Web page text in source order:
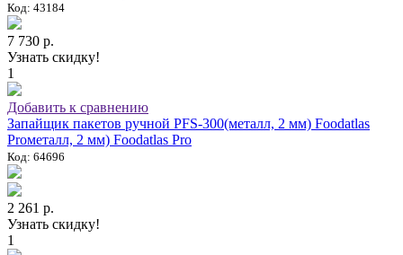
Код: 43184
7 730 р.
Узнать скидку!
1
Добавить к сравнению
Запайщик пакетов ручной PFS-300(металл, 2 мм) Foodatlas
Proметалл, 2 мм) Foodatlas Pro
Код: 64696
2 261 р.
Узнать скидку!
1